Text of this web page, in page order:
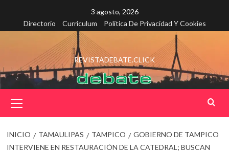
contenido
3 agosto, 2026
Directorio
Curriculum Política De Privacidad Y Cookies
REVISTADEBATE.CLICK
principal
INICIO TAMAULIPAS TAMPICO
GOBIERNO DE TAMPICO
INTERVIENE EN RESTAURACIÓN DE LA CATEDRAL; BUSCAN